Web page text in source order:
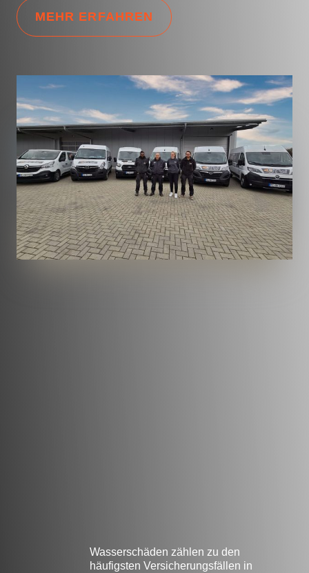
MEHR ERFAHREN
Wasserschäden zählen zu den
häufigsten Versicherungsfällen in